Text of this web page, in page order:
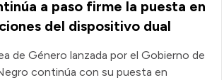
a paso firme la puesta en
del dispositivo dual
de Género lanzada por el Gobierno de
continúa con su puesta en